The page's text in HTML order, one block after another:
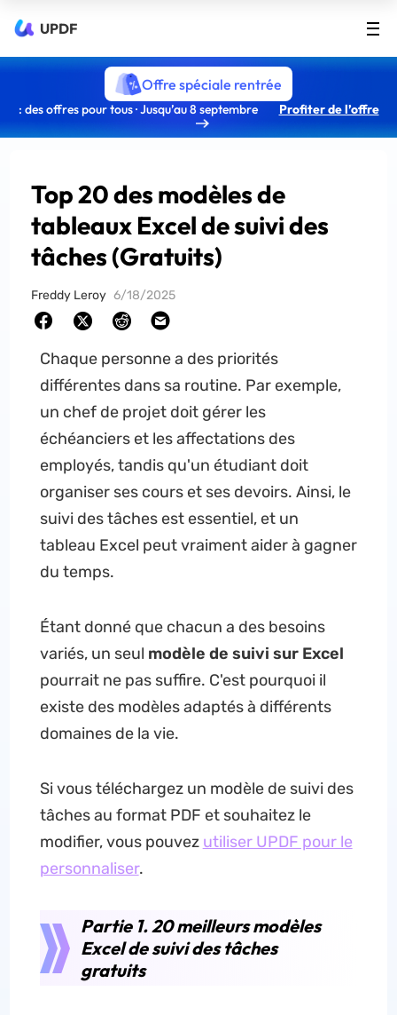
UPDF
Offre spéciale rentrée
: des offres pour tous · Jusqu’au 8 septembre Profiter de l’offre
Top 20 des modèles de
tableaux Excel de suivi des
tâches (Gratuits)
Freddy Leroy 6/18/2025
Chaque personne a des priorités
différentes dans sa routine. Par exemple,
un chef de projet doit gérer les
échéanciers et les affectations des
employés, tandis qu'un étudiant doit
organiser ses cours et ses devoirs. Ainsi, le
suivi des tâches est essentiel, et un
tableau Excel peut vraiment aider à gagner
du temps.
Étant donné que chacun a des besoins
variés, un seul modèle de suivi sur Excel
pourrait ne pas suffire. C'est pourquoi il
existe des modèles adaptés à différents
domaines de la vie.
Si vous téléchargez un modèle de suivi des
tâches au format PDF et souhaitez le
modifier, vous pouvez utiliser UPDF pour le
personnaliser.
Partie 1. 20 meilleurs modèles
Excel de suivi des tâches
gratuits